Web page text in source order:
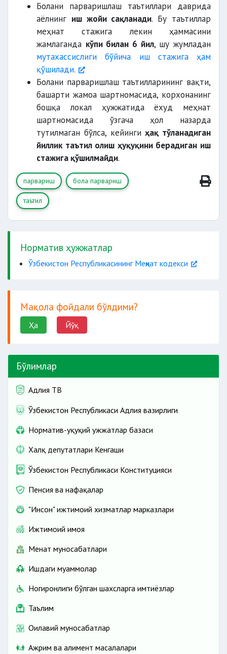
Болани парваришлаш таътиллари даврида
аёлнинг иш жойи сақланади. Бу таътиллар
меҳнат стажига лекин ҳаммасини
жамлаганда кўпи билан 6 йил, шу жумладан
мутахассислиги бўйича иш стажига ҳам
қўшилади.
Болани парваришлаш таътилларининг вақти,
башарти жамоа шартномасида, корхонанинг
бошқа локал ҳужжатида ёхуд меҳнат
шартномасида ўзгача ҳол назарда
тутилмаган бўлса, кейингиҳақ тўланадиган
йиллик таътил олиш ҳуқуқини берадиган иш
стажига қўшилмайди.
парвариш бола парвариш
таътил
Норматив ҳужжатлар
Ўзбекистон Республикасининг Меҳнат кодекси
Мақола фойдали бўлдими?
Ҳа Йўқ
Бўлимлар
Адлия ТВ
Ўзбекистон Республикаси Адлия вазирлиги
Норматив-ҳуқуқий ҳужжатлар базаси
Халқ депутатлари Кенгаши
Ўзбекистон Республикаси Конституцияси
Пенсия ва нафақалар
"Инсон" ижтимоий хизматлар марказлари
Ижтимоий ҳимоя
Меҳнат муносабатлари
Ишдаги муаммолар
Ногиронлиги бўлган шахсларга имтиёзлар
Таълим
Оилавий муносабатлар
Ажрим ва алимент масалалари